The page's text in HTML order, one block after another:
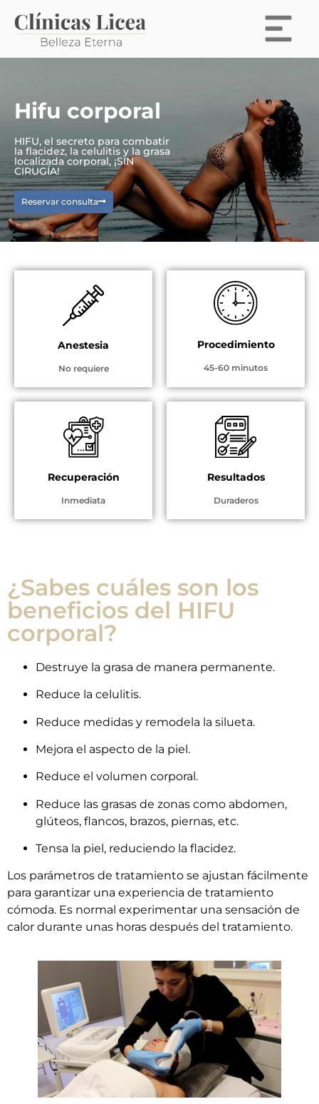
Hifu corporal
HIFU, el secreto para combatir
la flacidez, la celulitis y la grasa
localizada corporal, ¡SIN
CIRUGÍA!
Reservar consulta
Anestesia
No requiere
Procedimiento
45-60 minutos
Recuperación
Inmediata
Resultados
Duraderos
¿Sabes cuáles son los
beneficios del HIFU
corporal?
Destruye la grasa de manera permanente.
Reduce la celulitis.
Reduce medidas y remodela la silueta.
Mejora el aspecto de la piel.
Reduce el volumen corporal.
Reduce las grasas de zonas como abdomen,
glúteos, flancos, brazos, piernas, etc.
Tensa la piel, reduciendo la flacidez.
Los parámetros de tratamiento se ajustan fácilmente
para garantizar una experiencia de tratamiento
cómoda. Es normal experimentar una sensación de
calor durante unas horas después del tratamiento.